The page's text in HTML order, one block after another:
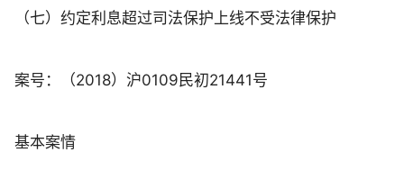
（七）约定利息超过司法保护上线不受法律保护
案号：（2018）沪0109民初21441号
基本案情